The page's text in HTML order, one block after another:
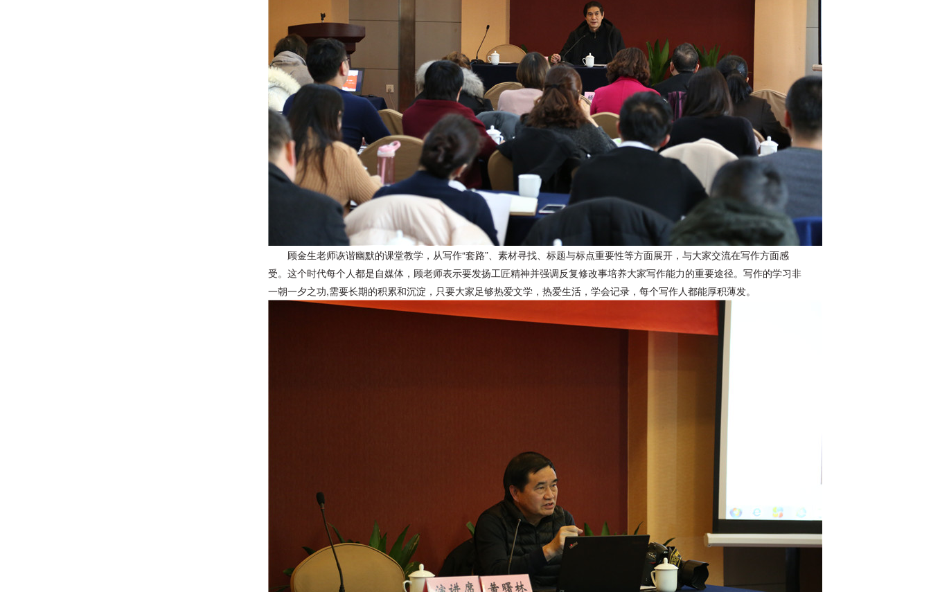
顾金生老师诙谐幽默的课堂教学，从写作“套路”、素材寻找、标题与标点重要性等方面展开，与大家交流在写作方面感
受。这个时代每个人都是自媒体，顾老师表示要发扬工匠精神并强调反复修改事培养大家写作能力的重要途径。写作的学习非
一朝一夕之功,需要长期的积累和沉淀，只要大家足够热爱文学，热爱生活，学会记录，每个写作人都能厚积薄发。